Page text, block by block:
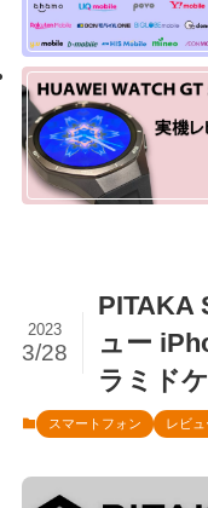
PITAKA
ュー
ラミド
2023
3/28
スマートフォン レビュ